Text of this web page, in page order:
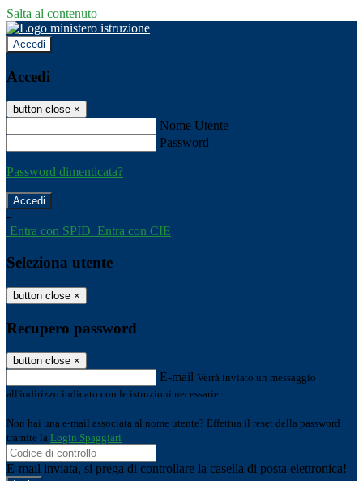
Salta al contenuto
Accedi
Accedi
button close ×
Nome Utente
Password
Password dimenticata?
-
Entra con SPID Entra con CIE
Seleziona utente
button close ×
Recupero password
button close ×
E-mail Verrà inviato un messaggio
all'indirizzo indicato con le istruzioni necessarie.
Non hai una e-mail associata al nome utente? Effettua il reset della password
tramite la Login Spaggiari
E-mail inviata, si prega di controllare la casella di posta elettronica!